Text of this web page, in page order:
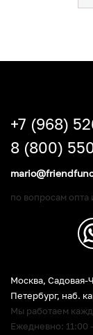
Москва, Садовая-
Петербург, наб.
Мы работаем
Ежедневно: 11:00
+7 (968)
8 (800)
по вопросам опта